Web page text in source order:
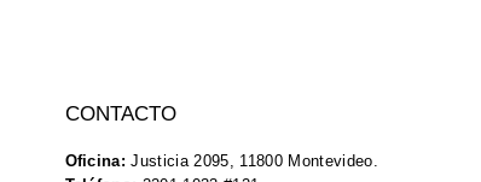
CONTACTO
Oficina: Justicia 2095, 11800 Montevideo.